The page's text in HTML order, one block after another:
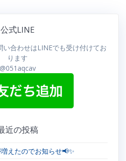
公式LINE
い合わせはLINEでも受け付けてお
ります
@051aqcav
近の投稿
えたのでお知らせ📢✨